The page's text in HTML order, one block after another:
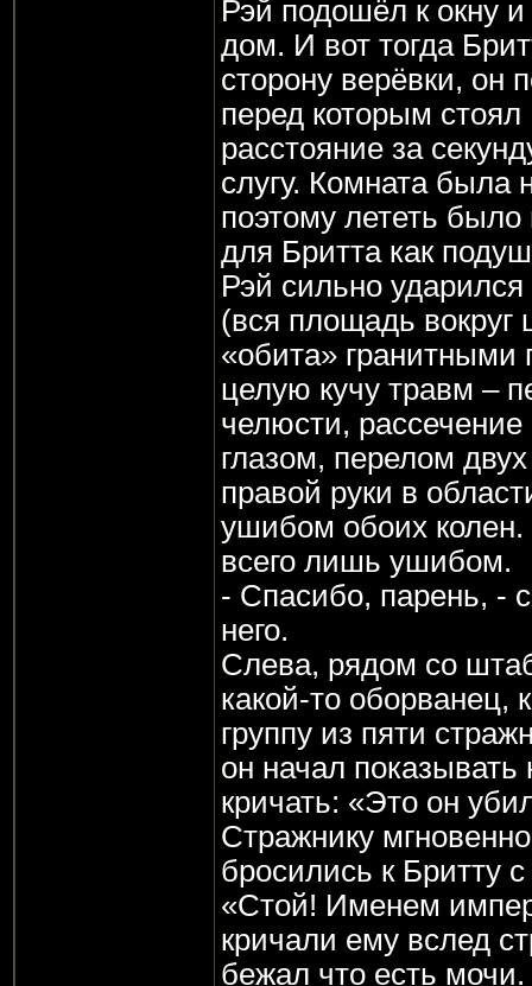
Рэй подошёл к окну
дом. И вот тогда
сторону верёвки, он
перед которым
расстояние за
слугу. Комната была
поэтому лететь
для Бритта как
Рэй сильно
(вся площадь
«обита» гранитными
целую кучу травм –
челюсти,
глазом, перелом
правой руки в
ушибом обоих колен.
всего лишь ушибом.
- Спасибо, парень, -
него.
Слева, рядом со
какой-то оборванец,
группу из пяти
он начал показывать
кричать: «Это он
Стражнику
бросились к Бритту
«Стой! Именем
кричали ему вслед
бежал что есть